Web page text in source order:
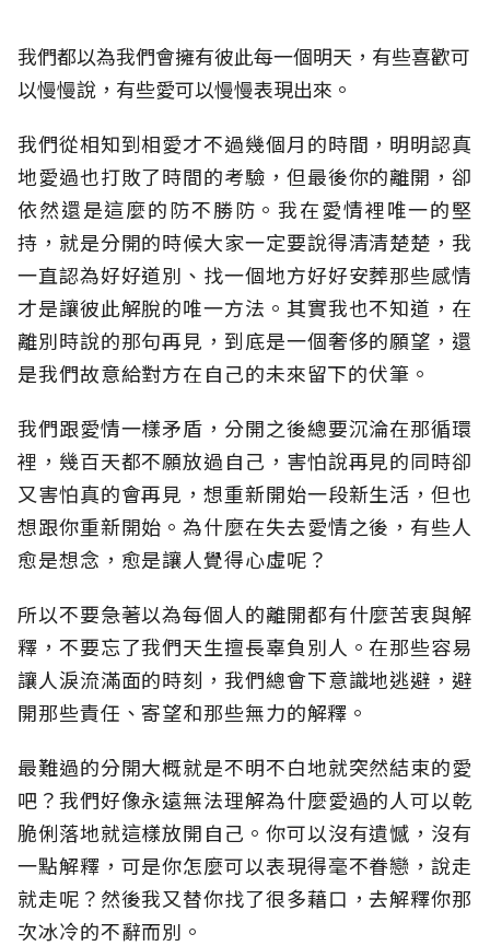
我們都以為我們會擁有彼此每一個明天，有些喜歡可
以慢慢說，有些愛可以慢慢表現出來。
我們從相知到相愛才不過幾個月的時間，明明認真
地愛過也打敗了時間的考驗，但最後你的離開，卻
依然還是這麼的防不勝防。我在愛情裡唯一的堅
持，就是分開的時候大家一定要說得清清楚楚，我
一直認為好好道別、找一個地方好好安葬那些感情
才是讓彼此解脫的唯一方法。其實我也不知道，在
離別時說的那句再見，到底是一個奢侈的願望，還
是我們故意給對方在自己的未來留下的伏筆。
我們跟愛情一樣矛盾，分開之後總要沉淪在那循環
裡，幾百天都不願放過自己，害怕說再見的同時卻
又害怕真的會再見，想重新開始一段新生活，但也
想跟你重新開始。為什麼在失去愛情之後，有些人
愈是想念，愈是讓人覺得心虛呢？
所以不要急著以為每個人的離開都有什麼苦衷與解
釋，不要忘了我們天生擅長辜負別人。在那些容易
讓人淚流滿面的時刻，我們總會下意識地逃避，避
開那些責任、寄望和那些無力的解釋。
最難過的分開大概就是不明不白地就突然結束的愛
吧？我們好像永遠無法理解為什麼愛過的人可以乾
脆俐落地就這樣放開自己。你可以沒有遺憾，沒有
一點解釋，可是你怎麼可以表現得毫不眷戀，說走
就走呢？然後我又替你找了很多藉口，去解釋你那
次冰冷的不辭而別。